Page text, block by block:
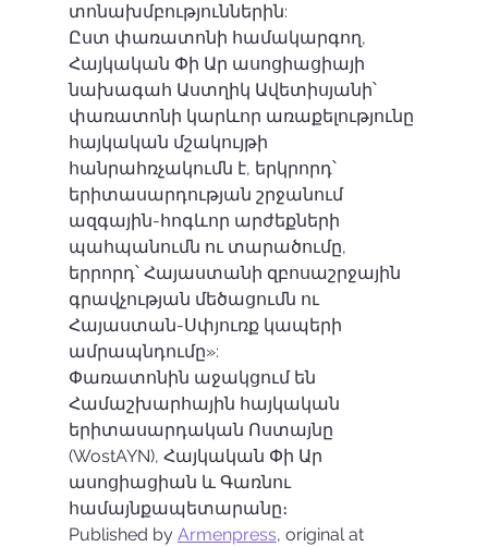
տոնախմբություններին:
Ըստ փառատոնի համակարգող,
Հայկական Փի Ար ասոցիացիայի
նախագահ Աստղիկ Ավետիսյանի՝
փառատոնի կարևոր առաքելությունը
հայկական մշակույթի
հանրահռչակումն է, երկրորդ՝
երիտասարդության շրջանում
ազգային-հոգևոր արժեքների
պահպանումն ու տարածումը,
երրորդ՝ Հայաստանի զբոսաշրջային
գրավչության մեծացումն ու
Հայաստան-Սփյուռք կապերի
ամրապնդումը»:
Փառատոնին աջակցում են
Համաշխարհային հայկական
երիտասարդական Ոստայնը
(WostAYN), Հայկական Փի Ար
ասոցիացիան և Գառնու
համայնքապետարանը։
Published by Armenpress, original at